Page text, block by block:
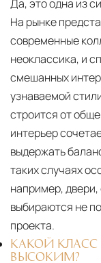
Да, это одна из
На рынке
современные
неоклассика, и
смешанных
узнаваемой
строится от
интерьер
выдержать
таких случаях
например,
выбираются не
проекта.
КАКОЙ КЛАСС
ВЫСОКИМ?